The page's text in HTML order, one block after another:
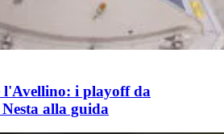
l'Avellino: i playoff da
alla guida